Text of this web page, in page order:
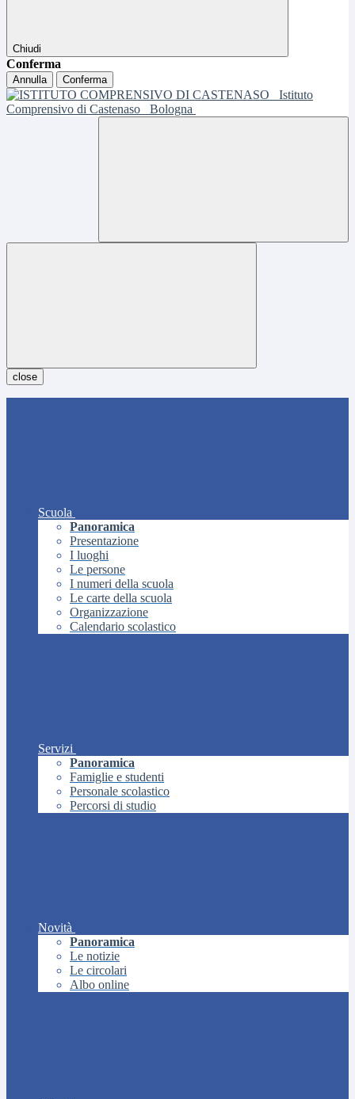
Chiudi
Conferma
Annulla Conferma
Istituto
Comprensivo di Castenaso
Bologna
close
Scuola
Panoramica
Presentazione
I luoghi
Le persone
I numeri della scuola
Le carte della scuola
Organizzazione
Calendario scolastico
Servizi
Panoramica
Famiglie e studenti
Personale scolastico
Percorsi di studio
Novità
Panoramica
Le notizie
Le circolari
Albo online